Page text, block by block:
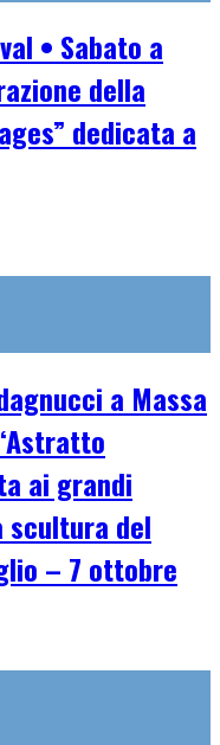
• Sabato a
della
dedicata a
a Massa
ai grandi
del
– 7 ottobre